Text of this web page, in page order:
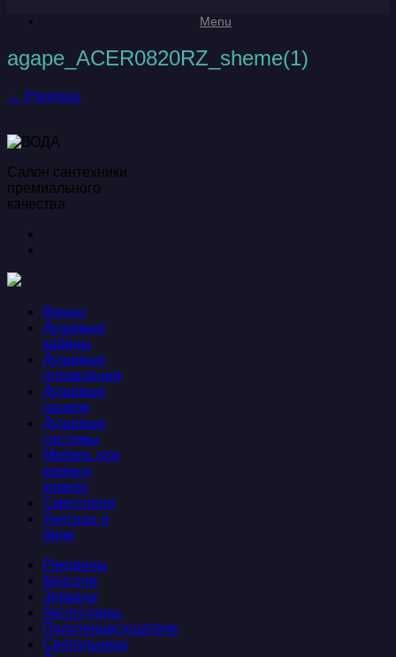
Menu
agape_ACER0820RZ_sheme(1)
← Previous
Салон сантехники
премиального
качества
Ванны
Душевые
кабины
Душевые
ограждения
Душевые
панели
Душевые
системы
Мебель для
ванных
комнат
Смесители
Унитазы и
биде
Раковины
Консоли
Зеркала
Аксессуары
Полотенцесушители
Светильники